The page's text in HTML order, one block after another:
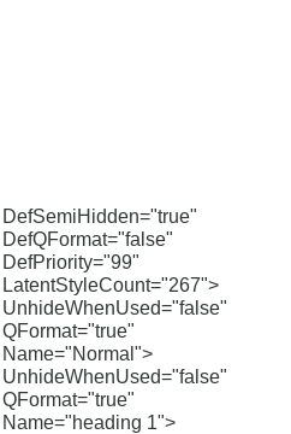
DefSemiHidden="true"
DefQFormat="false"
DefPriority="99"
LatentStyleCount="267">
UnhideWhenUsed="false"
QFormat="true"
Name="Normal">
UnhideWhenUsed="false"
QFormat="true"
Name="heading 1">